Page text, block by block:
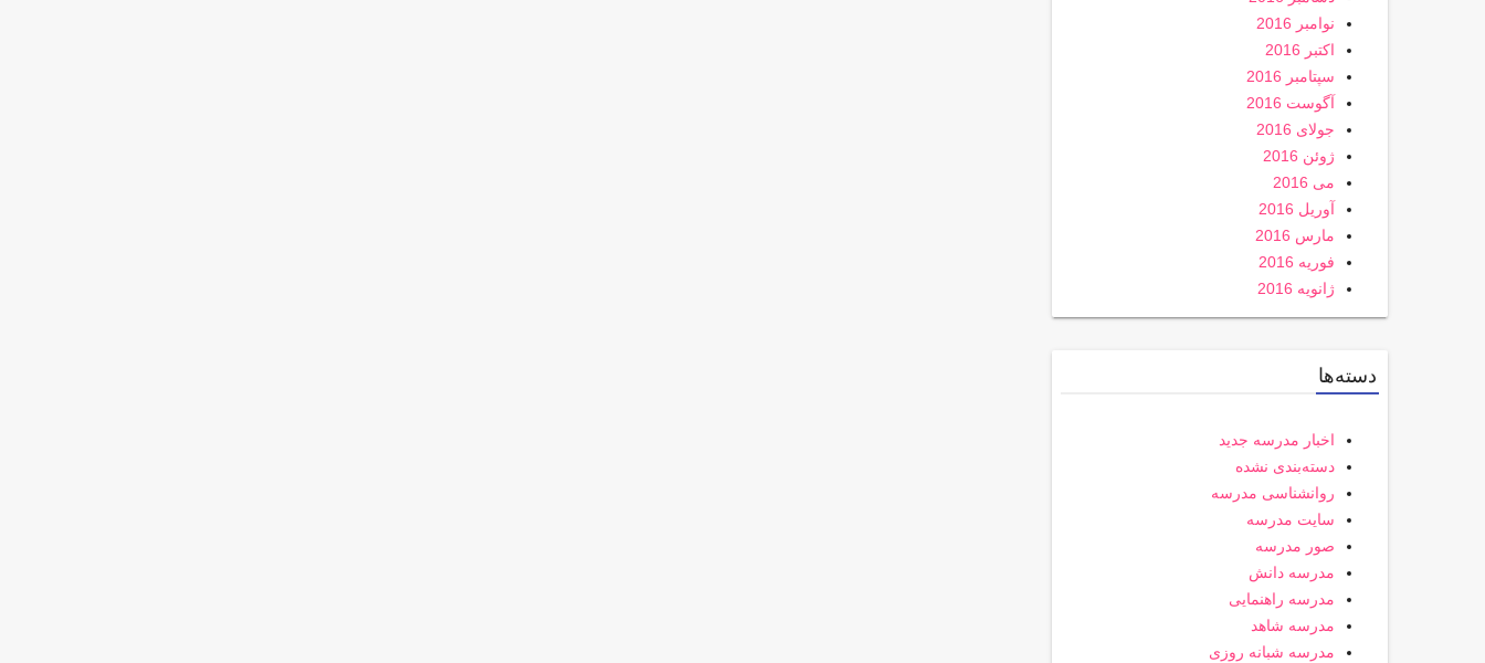
نوامبر 2016
اکتبر 2016
سپتامبر 2016
آگوست 2016
جولای 2016
ژوئن 2016
می 2016
آوریل 2016
مارس 2016
فوریه 2016
ژانویه 2016
دسته‌ها
اخبار مدرسه جدید
دسته‌بندی نشده
روانشناسی مدرسه
سایت مدرسه
صور مدرسه
مدرسه دانش
مدرسه راهنمایی
مدرسه شاهد
مدرسه شبانه روزی